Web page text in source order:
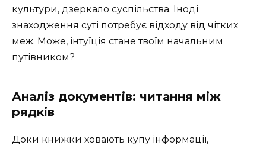
культури, дзеркало суспільства. Іноді
знаходження суті потребує відходу від чітких
меж. Може, інтуїція стане твоїм начальним
путівником?
Аналіз документів: читання між
рядків
Доки книжки ховають купу інформації,